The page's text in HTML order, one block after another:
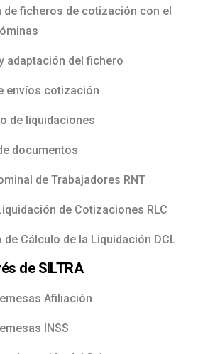
de ficheros de cotización con el
adaptación del fichero
envíos cotización
de liquidaciones
documentos
de Trabajadores RNT
de Cotizaciones RLC
de Cálculo de la Liquidación DCL
de SILTRA
Afiliación
INSS